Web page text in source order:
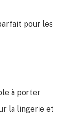
pour les
à porter
la lingerie et